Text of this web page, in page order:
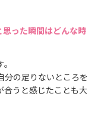
った瞬間はどんな時
分の足りないところを
合うと感じたことも大